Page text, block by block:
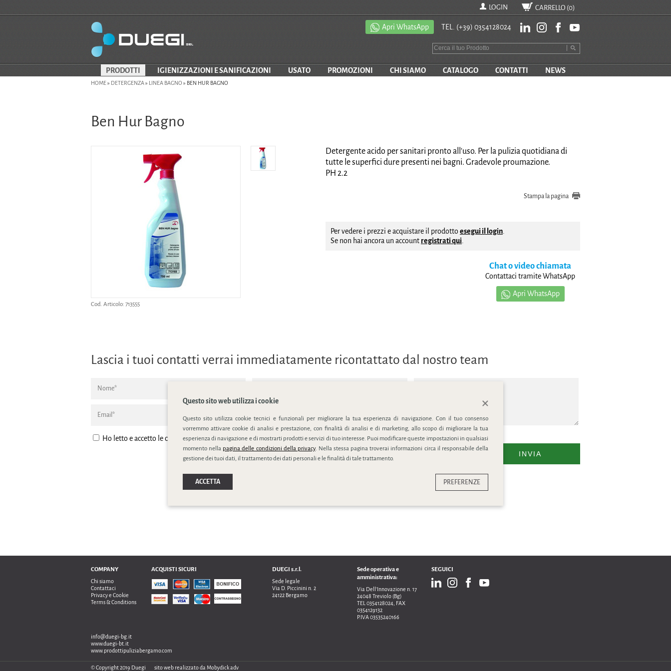
LOGIN CARRELLO (0)
Apri WhatsApp TEL. (+39) 0354128024
PRODOTTI IGIENIZZAZIONI E SANIFICAZIONI USATO PROMOZIONI CHI SIAMO CATALOGO CONTATTI NEWS
HOME» DETERGENZA» LINEA BAGNO » BEN HUR BAGNO
Ben Hur Bagno
Cod. Articolo: 713555
Detergente acido per sanitari pronto all'uso. Per la pulizia quotidiana di
tutte le superfici dure presenti nei bagni. Gradevole proumazione.
PH 2.2
Stampa la pagina
Per vedere i prezzi e acquistare il prodottoesegui il login.
Se non hai ancora un account registrati qui.
Chat o video chiamata
Contattaci tramite WhatsApp
Apri WhatsApp
Lascia i tuoi contatti verrai immediatamente ricontattato dal nostro team
Ho letto e accetto le condizione della privacy policy
INVIA
COMPANY
Chi siamo
Contattaci
Privacy e Cookie
Terms & Conditions
ACQUISTI SICURI DUEGI s.r.l.
Sede legale
Via D. Piccinini n. 2
24122 Bergamo
Sede operativa e
amministrativa:
Via Dell’Innovazione n. 17
24048 Treviolo (Bg)
TEL 0354128024, FAX
0354129132
P.IVA 03535240166
SEGUICI
info@duegi-bg.it
www.duegi-bt.it
www.prodottipuliziabergamo.com
© Copyright 2019 Duegi sito web realizzato da Mobydick adv
Questo sito web utilizza i cookie
Questo sito utilizza cookie tecnici e funzionali per migliorare la tua esperienza di navigazione. Con il tuo consenso
vorremmo attivare cookie di analisi e prestazione, con finalità di analisi e di marketing, allo scopo di migliorare la tua
esperienza di navigazione e di mostrarti prodotti e servizi di tuo interesse. Puoi modificare queste impostazioni in qualsiasi
momento nella pagina delle condizioni della privacy. Nella stessa pagina troverai informazioni circa il responsabile della
gestione dei tuoi dati, il trattamento dei dati personali e le finalità di tale trattamento.
ACCETTA PREFERENZE